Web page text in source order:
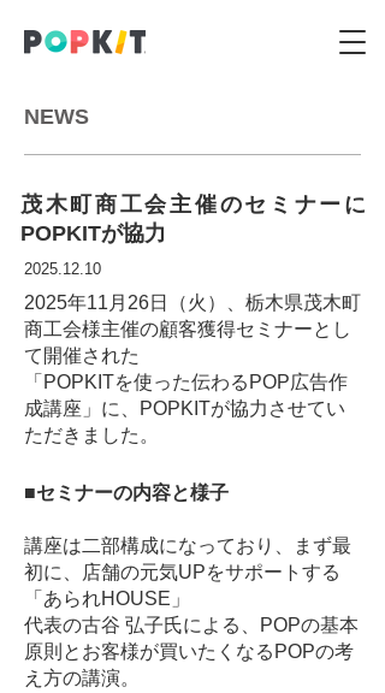
NEWS
茂木町商工会主催のセミナーに
POPKITが協力
2025.12.10
2025年11月26日（火）、栃木県茂木町
商工会様主催の顧客獲得セミナーとし
て開催された
「POPKITを使った伝わるPOP広告作
成講座」に、POPKITが協力させてい
ただきました。
■セミナーの内容と様子
講座は二部構成になっており、まず最
初に、店舗の元気UPをサポートする
「あられHOUSE」
代表の古谷 弘子氏による、POPの基本
原則とお客様が買いたくなるPOPの考
え方の講演。